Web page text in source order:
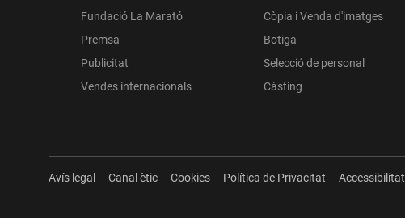
Fundació La Marató
Premsa
Publicitat
Vendes internacionals
Còpia i Venda d'imatges
Botiga
Selecció de personal
Càsting
Avís legal Canal ètic Cookies Política de Privacitat Accessibilitat